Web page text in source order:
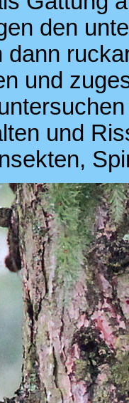
den
dann
und
und